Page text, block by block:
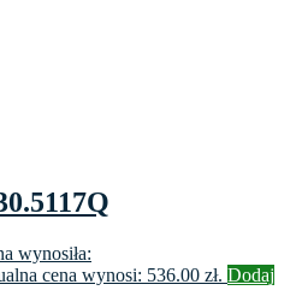
wynosiła:
cena wynosi: 536.00 zł. Dodaj